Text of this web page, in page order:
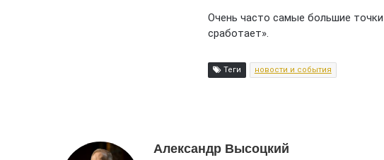
Очень часто самые большие
сработает».
Теги новости и события
Александр Высоцкий